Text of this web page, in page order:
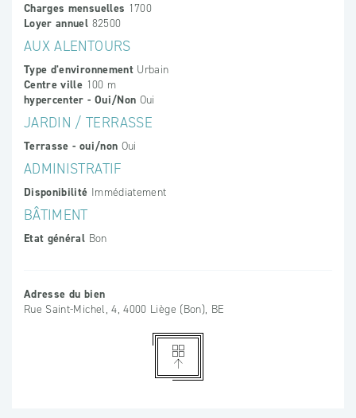
Charges mensuelles 1700
Loyer annuel 82500
AUX ALENTOURS
Type d'environnement Urbain
Centre ville 100 m
hypercenter - Oui/Non Oui
JARDIN / TERRASSE
Terrasse - oui/non Oui
ADMINISTRATIF
Disponibilité Immédiatement
BÂTIMENT
Etat général Bon
Adresse du bien
Rue Saint-Michel, 4, 4000 Liège (Bon), BE